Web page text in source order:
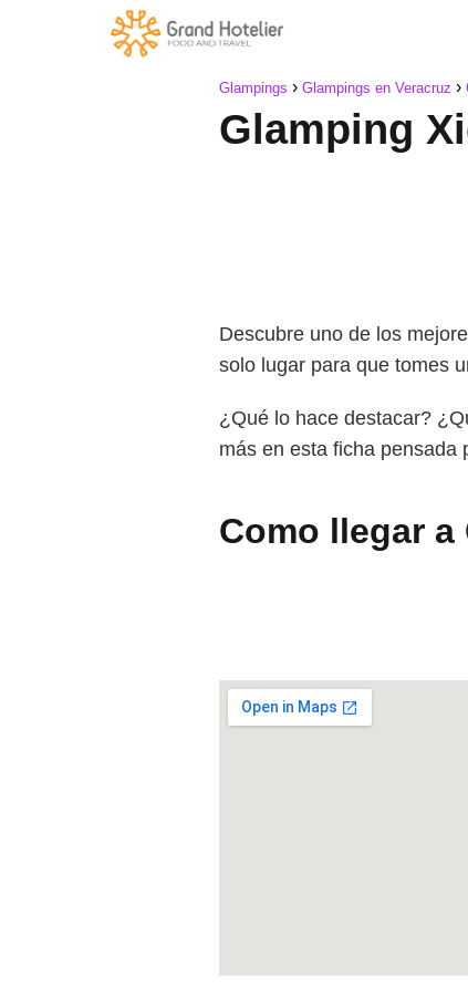
Glampings Glampings en Veracruz
Glamping
Descubre uno de los
solo lugar para que tomes
¿Qué lo hace destacar?
más en esta ficha pensada
Como llegar